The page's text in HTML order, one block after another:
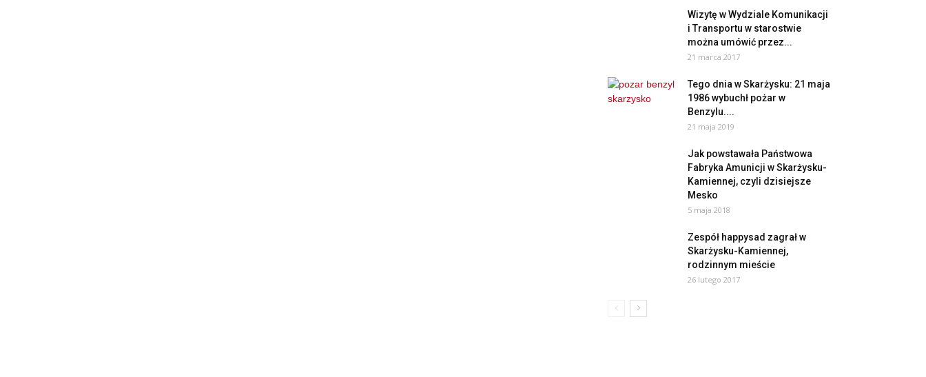
Wizytę w Wydziale Komunikacji
i Transportu w starostwie
można umówić przez...
21 marca 2017
Tego dnia w Skarżysku: 21 maja
1986 wybuchł pożar w
Benzylu....
21 maja 2019
Jak powstawała Państwowa
Fabryka Amunicji w Skarżysku-
Kamiennej, czyli dzisiejsze
Mesko
5 maja 2018
Zespół happysad zagrał w
Skarżysku-Kamiennej,
rodzinnym mieście
26 lutego 2017